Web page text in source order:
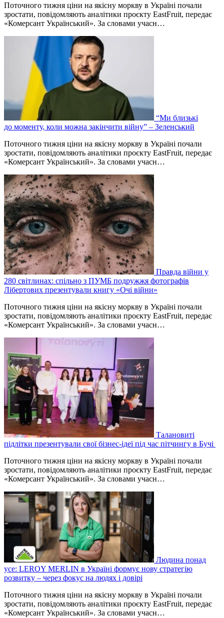
Поточного тижня ціни на якісну моркву в Україні почали
зростати, повідомляють аналітики проєкту EastFruit, передає
«Комерсант Український». За словами учасн…
“Ми близькі
до моменту, коли можна закінчити війну” – Зеленський
Поточного тижня ціни на якісну моркву в Україні почали
зростати, повідомляють аналітики проєкту EastFruit, передає
«Комерсант Український». За словами учасн…
Правда війни у
280 світлинах: спільно з ПУМБ подружжя фотографів
Лібертових презентували книгу «Очі війни»
Поточного тижня ціни на якісну моркву в Україні почали
зростати, повідомляють аналітики проєкту EastFruit, передає
«Комерсант Український». За словами учасн…
Талановиті
підлітки презентували свої бізнес-ідеї під час пітчингу в Бучі
Поточного тижня ціни на якісну моркву в Україні почали
зростати, повідомляють аналітики проєкту EastFruit, передає
«Комерсант Український». За словами учасн…
Людина понад
усе: LEROY MERLIN в Україні формує нову стратегію
розвитку – через фокус на людях і довірі
Поточного тижня ціни на якісну моркву в Україні почали
зростати, повідомляють аналітики проєкту EastFruit, передає
«Комерсант Український». За словами учасн…